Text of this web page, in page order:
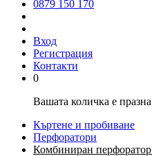
0879 150 170
Вход
Регистрация
Контакти
0
Вашата количка е
Къртене и пробиване
Перфоратори
Комбиниран